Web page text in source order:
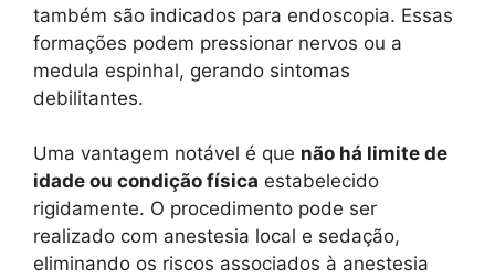
também são indicados para endoscopia. Essas
formações podem pressionar nervos ou a
medula espinhal, gerando sintomas
debilitantes.
Uma vantagem notável é que não há limite de
idade ou condição física estabelecido
rigidamente. O procedimento pode ser
realizado com anestesia local e sedação,
eliminando os riscos associados à anestesia